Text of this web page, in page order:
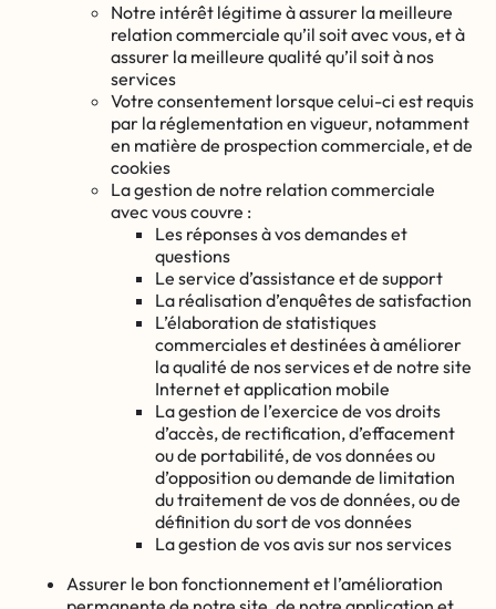
Notre intérêt légitime à assurer la meilleure
relation commerciale qu’il soit avec vous, et à
assurer la meilleure qualité qu’il soit à nos
services
Votre consentement lorsque celui-ci est requis
par la réglementation en vigueur, notamment
en matière de prospection commerciale, et de
cookies
La gestion de notre relation commerciale
avec vous couvre :
Les réponses à vos demandes et
questions
Le service d’assistance et de support
La réalisation d’enquêtes de satisfaction
L’élaboration de statistiques
commerciales et destinées à améliorer
la qualité de nos services et de notre site
Internet et application mobile
La gestion de l’exercice de vos droits
d’accès, de rectification, d’effacement
ou de portabilité, de vos données ou
d’opposition ou demande de limitation
du traitement de vos de données, ou de
définition du sort de vos données
La gestion de vos avis sur nos services
Assurer le bon fonctionnement et l’amélioration